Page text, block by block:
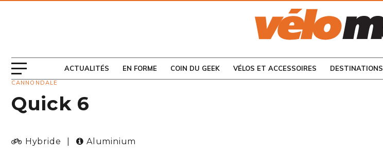
ACTUALITÉS EN FORME COIN DU GEEK VÉLOS ET ACCESSOIRES DESTINATIONS
CONSULTEZ LES
CANNONDALE
Quick 6
Hybride Aluminium